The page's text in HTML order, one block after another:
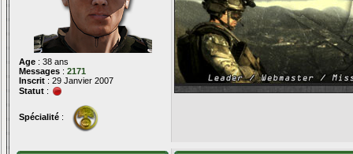
Age : 38 ans
Messages : 2171
Inscrit : 29 Janvier 2007
Statut :
Spécialité :